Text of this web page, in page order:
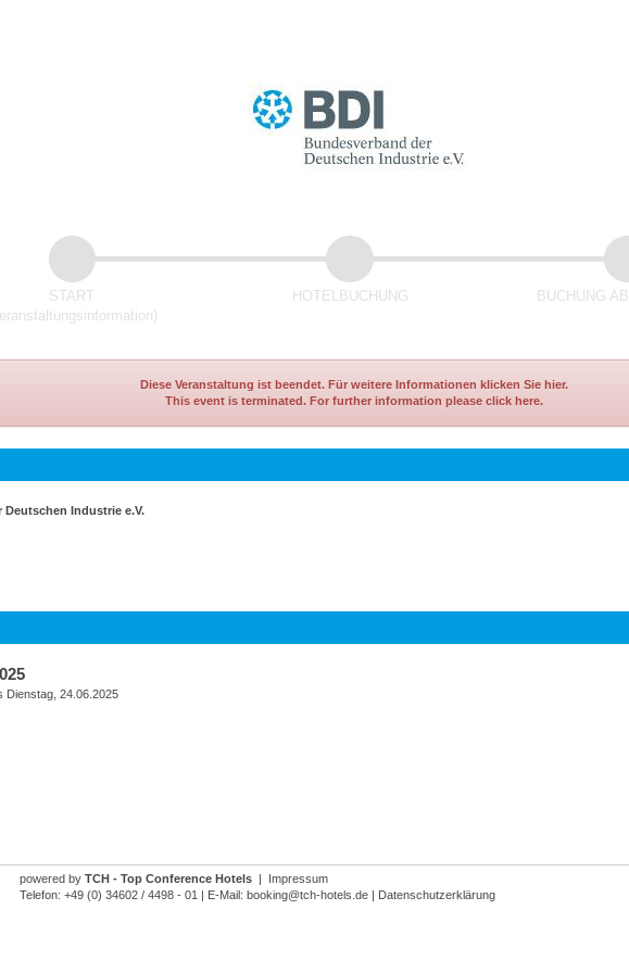
START
HOTELBUCHUNG BUCHUNG
Diese Veranstaltung ist beendet. Für weitere Informationen klicken Sie hier.
This event is terminated. For further information please click here.
Industrie e.V.
Dienstag, 24.06.2025
powered by TCH - Top Conference Hotels |
Impressum
Telefon: +49 (0) 34602 / 4498 - 01 | E-Mail: booking@tch-hotels.de | Datenschutzerklärung